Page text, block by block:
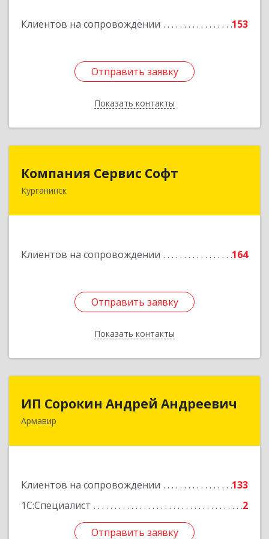
Клиентов на сопровождении 153
Отправить заявку
Показать контакты
Подробнее
Отправить заявку
Назад
Компания Сервис Софт
Курганинск
Клиентов на сопровождении 164
Отправить заявку
Показать контакты
Компания Сервис Софт
352430, Краснодарский край, Курганинск г,
Отправить заявку
Назад
ИП Сорокин Андрей Андреевич
Армавир
Клиентов на сопровождении
133
1С:Специалист
2
Отправить заявку
ИП Сорокин Андрей Андреевич
Отправить заявку